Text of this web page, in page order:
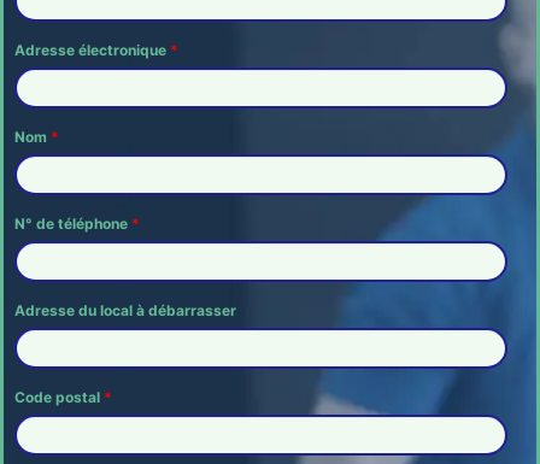
Adresse électronique *
Nom *
N° de téléphone *
Adresse du local à débarrasser
Code postal *